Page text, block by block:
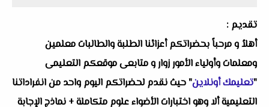
تقديم :
أهلاُ و مرحباً بحضراتكم أعزائنا الطلبة والطالبات معلمين
ومعلمات وأولياء الأمور زوار و متابعى موقعكم التعليمى
"تعليمك أونلاين" حيث نقدم لحضراتكم اليوم واحد من انفراداتنا
التعليمية ألا وهو اختبارات الأضواء علوم متكاملة + نماذج الإجابة